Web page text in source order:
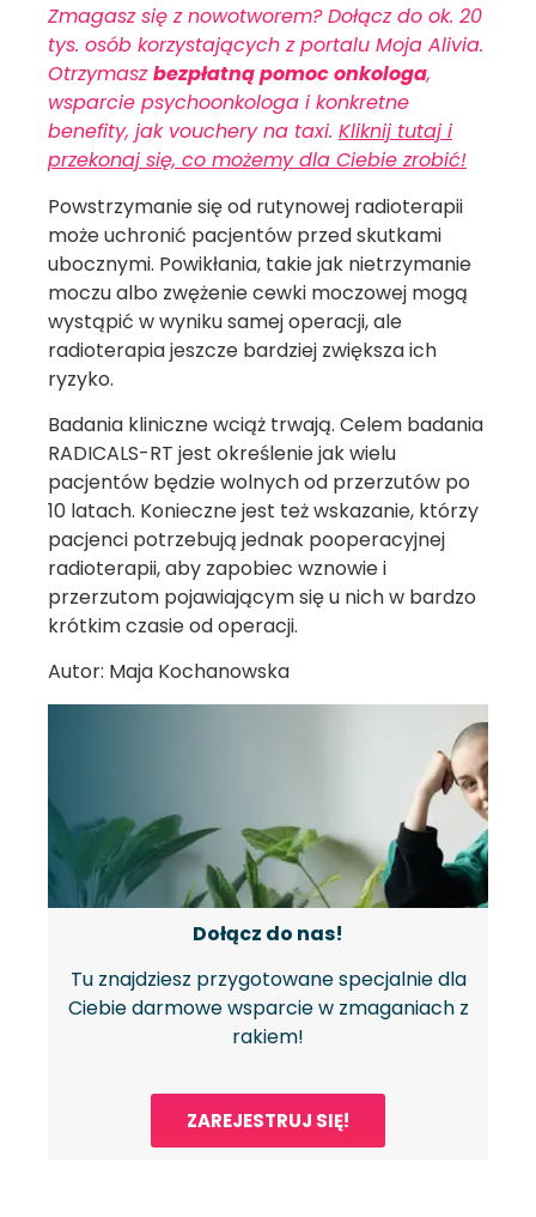
Zmagasz się z nowotworem? Dołącz do ok. 20
tys. osób korzystających z portalu Moja Alivia.
Otrzymaszbezpłatną pomoc onkologa,
wsparcie psychoonkologa i konkretne
benefity, jak vouchery na taxi. Kliknij tutaj i
przekonaj się, co możemy dla Ciebie zrobić!
Powstrzymanie się od rutynowej radioterapii
może uchronić pacjentów przed skutkami
ubocznymi. Powikłania, takie jak nietrzymanie
moczu albo zwężenie cewki moczowej mogą
wystąpić w wyniku samej operacji, ale
radioterapia jeszcze bardziej zwiększa ich
ryzyko.
Badania kliniczne wciąż trwają. Celem badania
RADICALS-RT jest określenie jak wielu
pacjentów będzie wolnych od przerzutów po
10 latach. Konieczne jest też wskazanie, którzy
pacjenci potrzebują jednak pooperacyjnej
radioterapii, aby zapobiec wznowie i
przerzutom pojawiającym się u nich w bardzo
krótkim czasie od operacji.
Autor: Maja Kochanowska
Dołącz do nas!
Tu znajdziesz przygotowane specjalnie dla
Ciebie darmowe wsparcie w zmaganiach z
rakiem!
ZAREJESTRUJ SIĘ!